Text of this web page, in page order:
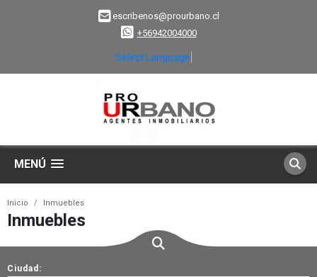
escribenos@prourbano.cl
+56942004000
Select Language
MENÚ
Inicio Inmuebles
Inmuebles
Ciudad: